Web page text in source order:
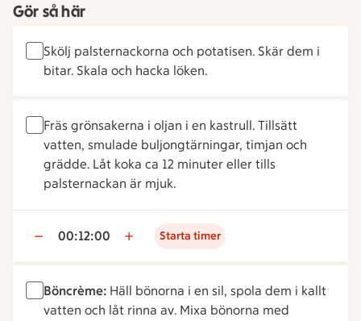
Gör så här
Skölj palsternackorna och potatisen. Skär dem i
bitar. Skala och hacka löken.
Fräs grönsakerna i oljan i en kastrull. Tillsätt
vatten, smulade buljongtärningar, timjan och
grädde. Låt koka ca 12 minuter eller tills
palsternackan är mjuk.
00:12:00 Starta timer
Böncrème: Häll bönorna i en sil, spola dem i kallt
vatten och låt rinna av. Mixa bönorna med